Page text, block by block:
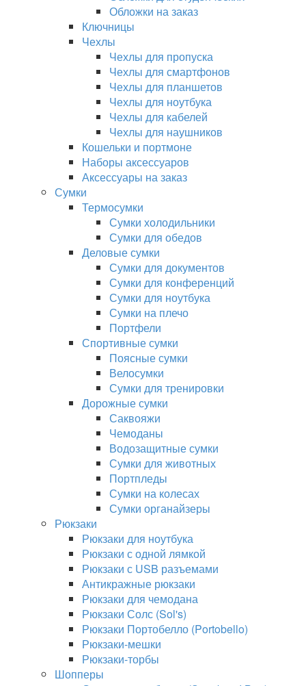
Обложки на заказ
Ключницы
Чехлы
Чехлы для пропуска
Чехлы для смартфонов
Чехлы для планшетов
Чехлы для ноутбука
Чехлы для кабелей
Чехлы для наушников
Кошельки и портмоне
Наборы аксессуаров
Аксессуары на заказ
Сумки
Термосумки
Сумки холодильники
Сумки для обедов
Деловые сумки
Сумки для документов
Сумки для конференций
Сумки для ноутбука
Сумки на плечо
Портфели
Спортивные сумки
Поясные сумки
Велосумки
Сумки для тренировки
Дорожные сумки
Саквояжи
Чемоданы
Водозащитные сумки
Сумки для животных
Портпледы
Сумки на колесах
Сумки органайзеры
Рюкзаки
Рюкзаки для ноутбука
Рюкзаки с одной лямкой
Рюкзаки с USB разъемами
Антикражные рюкзаки
Рюкзаки для чемодана
Рюкзаки Солс (Sol's)
Рюкзаки Портобелло (Portobello)
Рюкзаки-мешки
Рюкзаки-торбы
Шопперы